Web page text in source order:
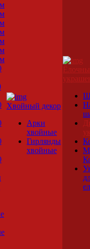
Хвойный декор
Арки
хвойные
Гирлянды
хвойные